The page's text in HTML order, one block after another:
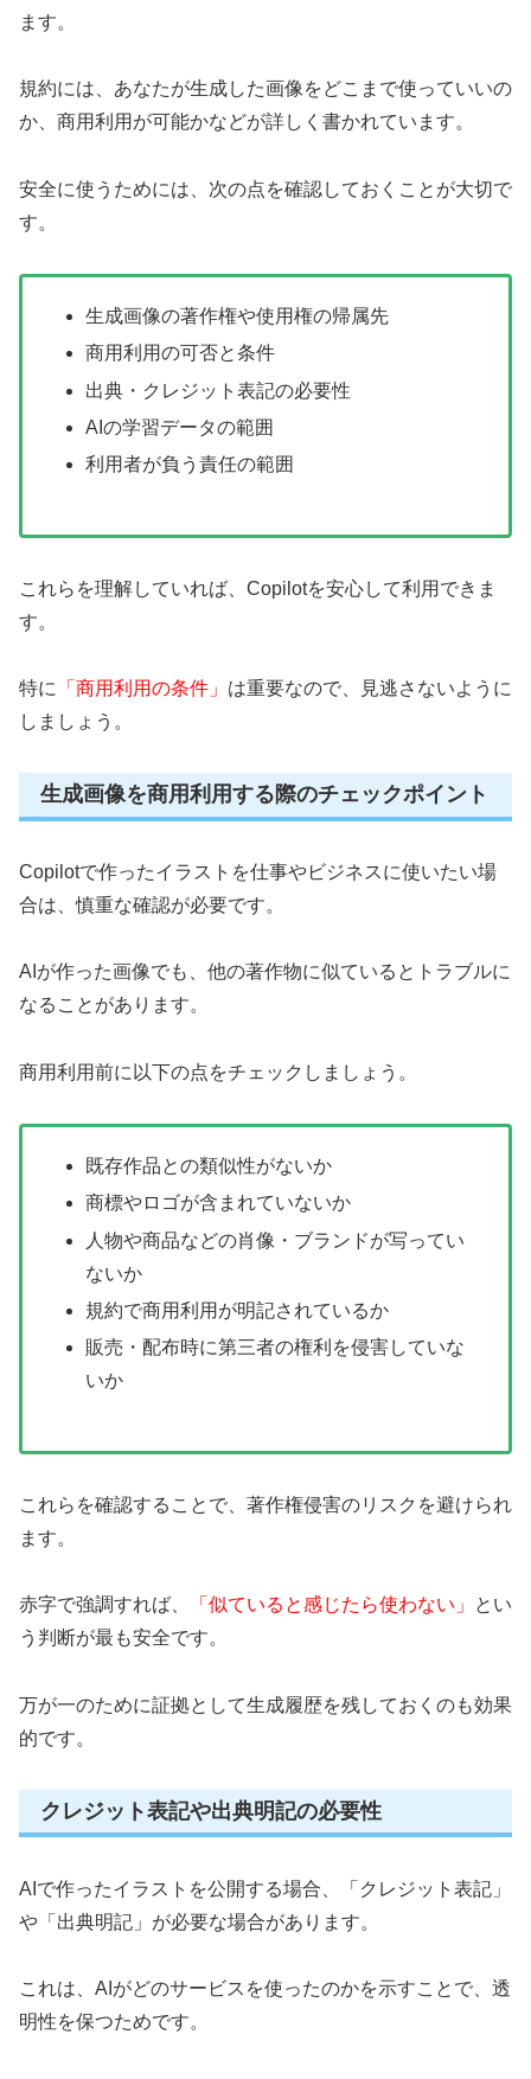
ます。
規約には、あなたが生成した画像をどこまで使っていいの
か、商用利用が可能かなどが詳しく書かれています。
安全に使うためには、次の点を確認しておくことが大切で
す。
生成画像の著作権や使用権の帰属先
商用利用の可否と条件
出典・クレジット表記の必要性
AIの学習データの範囲
利用者が負う責任の範囲
これらを理解していれば、Copilotを安心して利用できま
す。
特に 「商用利用の条件」 は重要なので、見逃さないように
しましょう。
生成画像を商用利用する際のチェックポイント
Copilotで作ったイラストを仕事やビジネスに使いたい場
合は、慎重な確認が必要です。
AIが作った画像でも、他の著作物に似ているとトラブルに
なることがあります。
商用利用前に以下の点をチェックしましょう。
既存作品との類似性がないか
商標やロゴが含まれていないか
人物や商品などの肖像・ブランドが写ってい
ないか
規約で商用利用が明記されているか
販売・配布時に第三者の権利を侵害していな
いか
これらを確認することで、著作権侵害のリスクを避けられ
ます。
赤字で強調すれば、 「似ていると感じたら使わない」
とい
う判断が最も安全です。
万が一のために証拠として生成履歴を残しておくのも効果
的です。
クレジット表記や出典明記の必要性
AIで作ったイラストを公開する場合、「クレジット表記」
や「出典明記」が必要な場合があります。
これは、AIがどのサービスを使ったのかを示すことで、透
明性を保つためです。